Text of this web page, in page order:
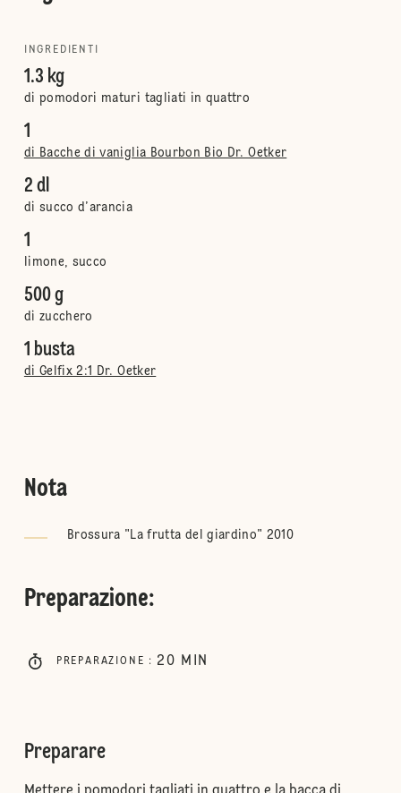
INGREDIENTI
1.3 kg
di pomodori maturi tagliati in quattro
1
di Bacche di vaniglia Bourbon Bio Dr. Oetker
2 dl
di succo d’arancia
1
limone, succo
500 g
di zucchero
1 busta
di Gelfix 2:1 Dr. Oetker
Nota
Brossura "La frutta del giardino" 2010
Preparazione:
PREPARAZIONE : 20 MIN
Preparare